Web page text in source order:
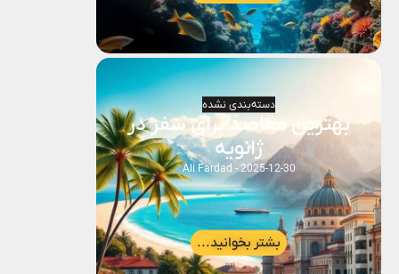
دسته‌بندی نشده
بهترین مقاصد برای سفر در
ژانویه
Ali Fardad 2025-12-30
بشتر بخوانید...